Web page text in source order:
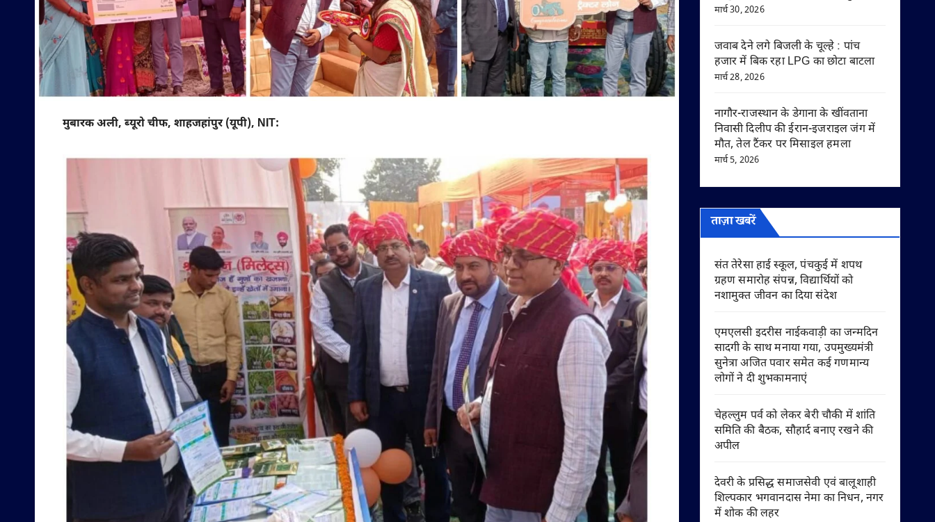
मुबारक अली, ब्यूरो चीफ, शाहजहांपुर (यूपी), NIT:
मार्च 30, 2026
जवाब देने लगे बिजली के चूल्हे : पांच
हजार में बिक रहा LPG का छोटा बाटला
मार्च 28, 2026
नागौर-राजस्थान के डेगाना के खींवताना
निवासी दिलीप की ईरान-इजराइल जंग में
मौत, तेल टैंकर पर मिसाइल हमला
मार्च 5, 2026
ताज़ा खबरें
संत तेरेसा हाई स्कूल, पंचकुई में शपथ
ग्रहण समारोह संपन्न, विद्यार्थियों को
नशामुक्त जीवन का दिया संदेश
एमएलसी इदरीस नाईकवाड़ी का जन्मदिन
सादगी के साथ मनाया गया, उपमुख्यमंत्री
सुनेत्रा अजित पवार समेत कई गणमान्य
लोगों ने दी शुभकामनाएं
चेहल्लुम पर्व को लेकर बेरी चौकी में शांति
समिति की बैठक, सौहार्द बनाए रखने की
अपील
देवरी के प्रसिद्ध समाजसेवी एवं बालूशाही
शिल्पकार भगवानदास नेमा का निधन, नगर
में शोक की लहर